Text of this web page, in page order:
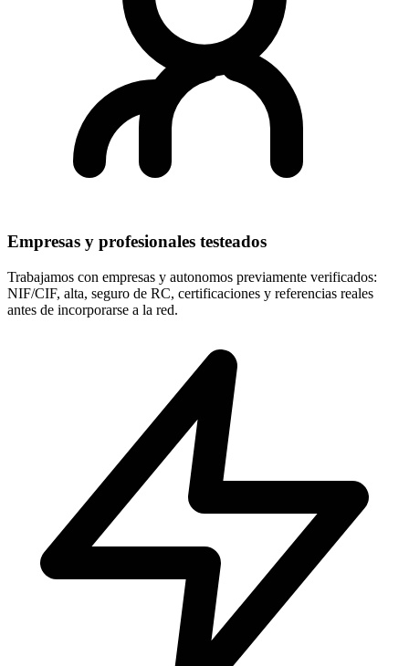
Empresas y profesionales testeados
Trabajamos con empresas y autonomos previamente verificados:
NIF/CIF, alta, seguro de RC, certificaciones y referencias reales
antes de incorporarse a la red.